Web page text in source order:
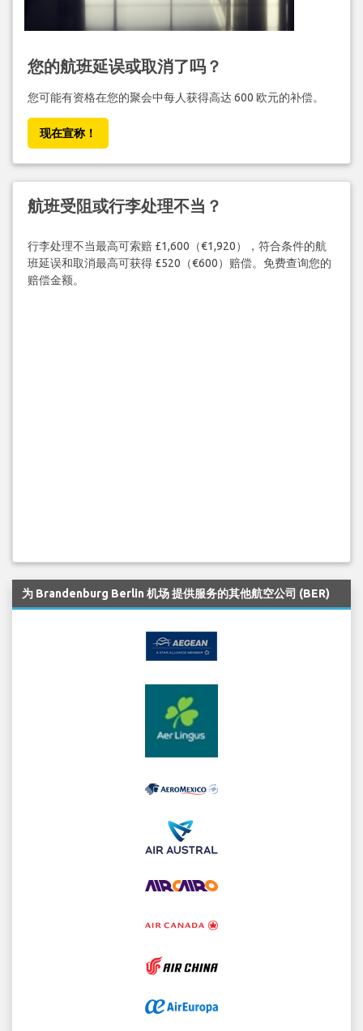
您的航班延误或取消了吗？
您可能有资格在您的聚会中每人获得高达 600 欧元的补偿。
现在宣称！
航班受阻或行李处理不当？
行李处理不当最高可索赔 £1,600（€1,920），符合条件的航
班延误和取消最高可获得 £520（€600）赔偿。免费查询您的
赔偿金额。
为 Brandenburg Berlin 机场 提供服务的其他航空公司 (BER)